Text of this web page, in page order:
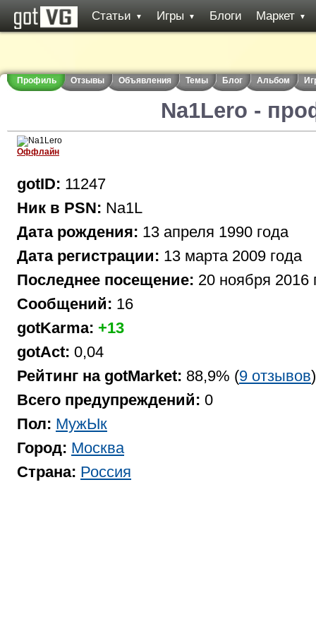
Статьи ▼ Игры ▼ Блоги Маркет ▼
Профиль Отзывы Объявления Темы Блог Альбом
Na1Lero -
Оффлайн
gotID: 11247
Ник в PSN: Na1L
Дата рождения: 13 апреля 1990 года
Дата регистрации: 13 марта 2009 года
Последнее посещение: 20 ноября 2016
Сообщений: 16
gotKarma: +13
gotAct: 0,04
Рейтинг на gotMarket: 88,9% (9 отзывов)
Всего предупреждений: 0
Пол: МужЫк
Город: Москва
Страна: Россия